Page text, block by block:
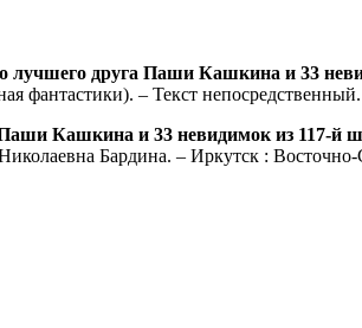
друга Паши Кашкина и 33
фантастики). – Текст непосредственный.
Кашкина и 33 невидимок из 117-й
Бардина. – Иркутск :